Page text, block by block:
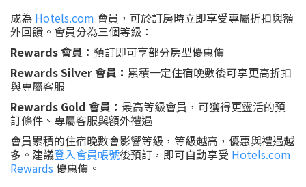
成為 Hotels.com 會員，可於訂房時立即享受專屬折扣與額
外回饋。會員分為三個等級：
Rewards 會員： 預訂即可享部分房型優惠價
Rewards Silver 會員： 累積一定住宿晚數後可享更高折扣
與專屬客服
Rewards Gold 會員： 最高等級會員，可獲得更靈活的預
訂條件、專屬客服與額外禮遇
會員累積的住宿晚數會影響等級，等級越高，優惠與禮遇越
多。建議登入會員帳號後預訂，即可自動享受 Hotels.com
Rewards 優惠價。